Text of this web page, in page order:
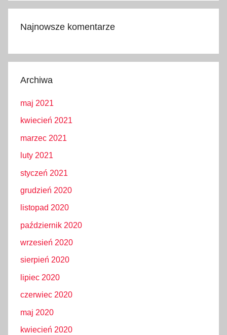
Najnowsze komentarze
Archiwa
maj 2021
kwiecień 2021
marzec 2021
luty 2021
styczeń 2021
grudzień 2020
listopad 2020
październik 2020
wrzesień 2020
sierpień 2020
lipiec 2020
czerwiec 2020
maj 2020
kwiecień 2020